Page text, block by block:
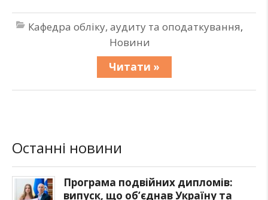
Кафедра обліку, аудиту та оподаткування,
Новини
Читати »
Останні новини
Програма подвійних дипломів:
випуск, що об’єднав Україну та